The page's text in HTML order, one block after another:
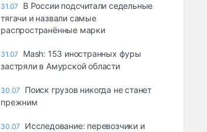
31.07
В России подсчитали седельные
тягачи и назвали самые
распространённые марки
31.07
Mash: 153 иностранных фуры
застряли в Амурской области
30.07
Поиск грузов никогда не станет
прежним
30.07
Исследование: перевозчики и